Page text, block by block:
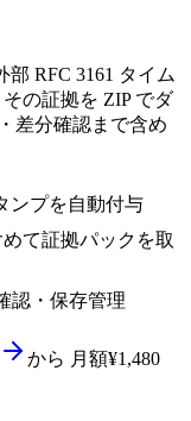
RFC 3161 タイム
の証拠を ZIP でダ
差分確認まで含め
ンプを自動付与
て証拠パックを取
認・保存管理
から 月額¥1,480